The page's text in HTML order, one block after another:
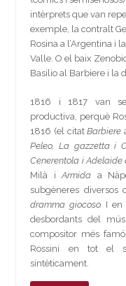
intèrprets que van
exemple, la contralt
Rosina a l’Argentina i
Valle. O el baix
Basilio al Barbiere i la
1816 i 1817 van
productiva, perquè
1816 (el citatBarbiere
Peleo, La gazzetta i
Cenerentola i Adelaide
Milà iArmida a
subgèneres diversos
dramma giocoso. I en
desbordants del
compositor més
Rossini en tot el
sintèticament.